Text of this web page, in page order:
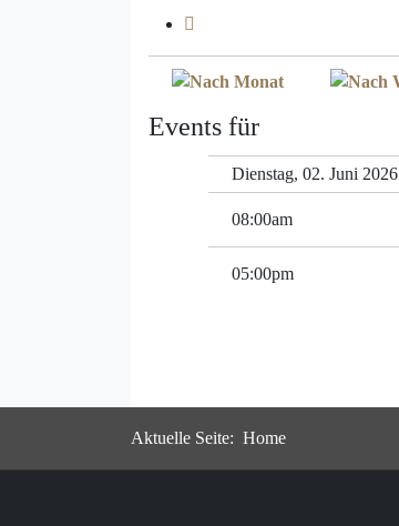
Events für
Dienstag, 02. Juni 2026
08:00am
05:00pm
Aktuelle Seite: Home